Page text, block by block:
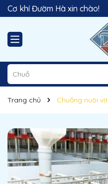
Cơ khí Đườm Hà xin chào!
Trang chủ Chuồng nuôi vịt